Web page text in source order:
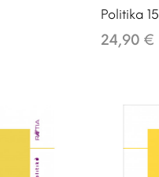
Politika 15
24,90 €